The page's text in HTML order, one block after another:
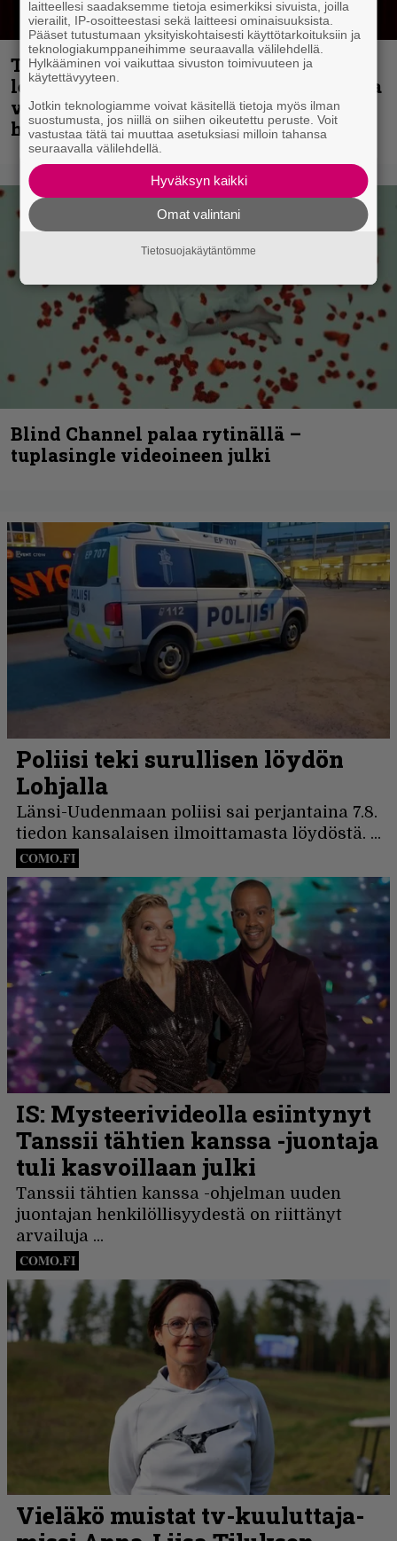
Thrash ’n’ roll -yhtye Madred ryydittää
levyjulkaisua keikkareissulla kuvatulla
videolla – ”Oltiin pakussa kusihädässä
helvetin väsyneenä…”
Blind Channel palaa rytinällä –
tuplasingle videoineen julki
laitteellesi saadaksemme tietoja esimerkiksi sivuista, joilla
vierailit, IP-osoitteestasi sekä laitteesi ominaisuuksista.
Pääset tutustumaan yksityiskohtaisesti käyttötarkoituksiin ja
teknologiakumppaneihimme seuraavalla välilehdellä.
Hylkääminen voi vaikuttaa sivuston toimivuuteen ja
käytettävyyteen.
Jotkin teknologiamme voivat käsitellä tietoja myös ilman
suostumusta, jos niillä on siihen oikeutettu peruste. Voit
vastustaa tätä tai muuttaa asetuksiasi milloin tahansa
seuraavalla välilehdellä.
Hyväksyn kaikki
Omat valintani
Tietosuojakäytäntömme